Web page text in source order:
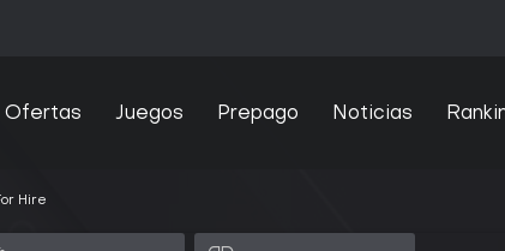
Ofertas Juegos Prepago Noticias
Hire